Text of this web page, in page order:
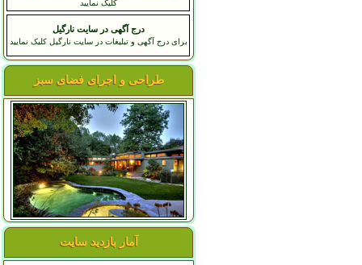
کلیک نمایید
درج آگهی در سایت نارگیل
برای درج آگهی و تبلیغات در سایت نارگیل کلیک نمایید
طراحی و اجرای فضای سبز
آمار بازدید سایت